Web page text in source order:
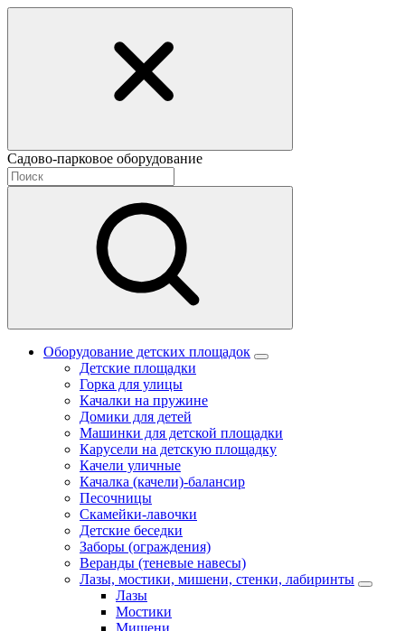
Садово-парковое оборудование
Оборудование детских площадок
Детские площадки
Горка для улицы
Качалки на пружине
Домики для детей
Машинки для детской площадки
Карусели на детскую площадку
Качели уличные
Качалка (качели)-балансир
Песочницы
Скамейки-лавочки
Детские беседки
Заборы (ограждения)
Веранды (теневые навесы)
Лазы, мостики, мишени, стенки, лабиринты
Лазы
Мостики
Мишени